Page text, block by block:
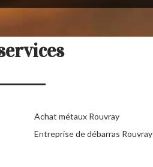
Achat métaux Rouvray
Entreprise de débarras Rouvray